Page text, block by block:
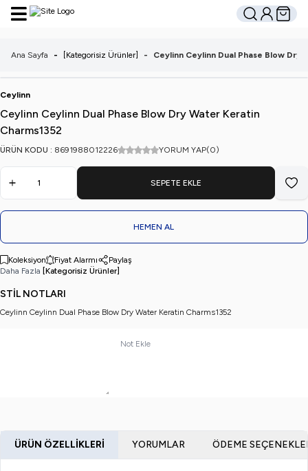
Hesabım
Sepetim
Ana Sayfa - [Kategorisiz Ürünler] - Ceylinn Ceylinn Dual Phase Blow Dry
Ceylinn
Ceylinn Ceylinn Dual Phase Blow Dry Water Keratin
Charms1352
ÜRÜN KODU : 8691988012226 YORUM YAP(0)
SEPETE EKLE
HEMEN AL
Koleksiyon Fiyat Alarmı
Paylaş
Daha Fazla [Kategorisiz Ürünler]
STİL NOTLARI
Ceylinn Ceylinn Dual Phase Blow Dry Water Keratin Charms1352
Not Ekle
ÜRÜN ÖZELLIKLERI YORUMLAR ÖDEME